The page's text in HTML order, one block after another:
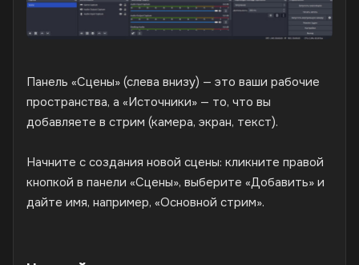
Панель «Сцены» (слева внизу) — это ваши рабочие
пространства, а «Источники» — то, что вы
добавляете в стрим (камера, экран, текст).
Начните с создания новой сцены: кликните правой
кнопкой в панели «Сцены», выберите «Добавить» и
дайте имя, например, «Основной стрим».